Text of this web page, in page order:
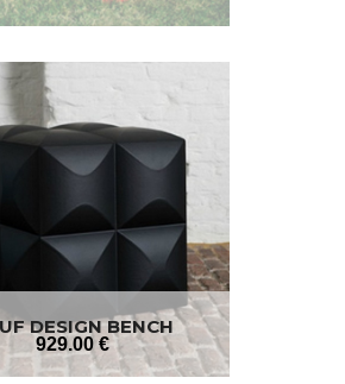
DESIGN BENCH
929.00 €